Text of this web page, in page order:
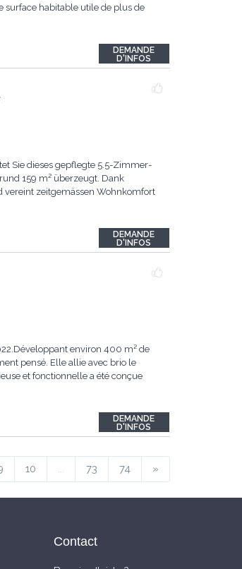
surface habitable utile de plus de
DEMANDE
D'INFOS
Sie dieses gepflegte 5.5-Zimmer-
159 m² überzeugt. Dank
vereint zeitgemässen Wohnkomfort
DEMANDE
D'INFOS
environ 400 m² de
pensé. Elle allie avec brio le
et fonctionnelle a été conçue
DEMANDE
D'INFOS
10 ... 73 74 »
Contact